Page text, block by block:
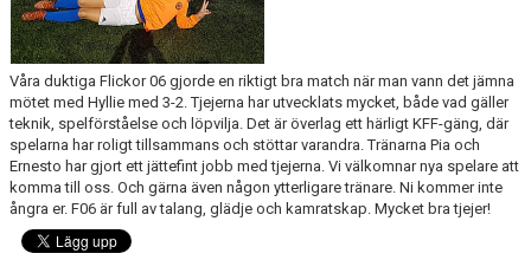
BILDGALLERI
MATCHER
INBETALNING
PROFILKLÄDER
KFF FACEBOOK
Våra duktiga Flickor 06 gjorde en riktigt bra match när man vann det jämna
mötet med Hyllie med 3-2. Tjejerna har utvecklats mycket, både vad gäller
teknik, spelförståelse och löpvilja. Det är överlag ett härligt KFF-gäng, där
spelarna har roligt tillsammans och stöttar varandra. Tränarna Pia och
Ernesto har gjort ett jättefint jobb med tjejerna. Vi välkomnar nya spelare att
komma till oss. Och gärna även någon ytterligare tränare. Ni kommer inte
ångra er. F06 är full av talang, glädje och kamratskap. Mycket bra tjejer!